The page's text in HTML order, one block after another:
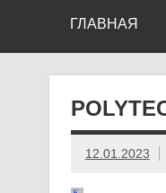
ГЛАВНАЯ
12.01.2023